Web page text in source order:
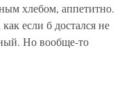
хлебом, аппетитно.
если б достался не
Но вообще-то